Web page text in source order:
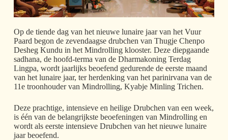
Op de tiende dag van het nieuwe lunaire jaar van het Vuur
Paard begon de zevendaagse drubchen van Thugje Chenpo
Desheg Kundu in het Mindrolling klooster. Deze diepgaande
sadhana, de hoofd-terma van de Dharmakoning Terdag
Lingpa, wordt jaarlijks beoefend gedurende de eerste maand
van het lunaire jaar, ter herdenking van het parinirvana van de
11e troonhouder van Mindrolling, Kyabje Minling Trichen.
Deze prachtige, intensieve en heilige Drubchen van een week,
is één van de belangrijkste beoefeningen van Mindrolling en
wordt als eerste intensieve Drubchen van het nieuwe lunaire
jaar beoefend.